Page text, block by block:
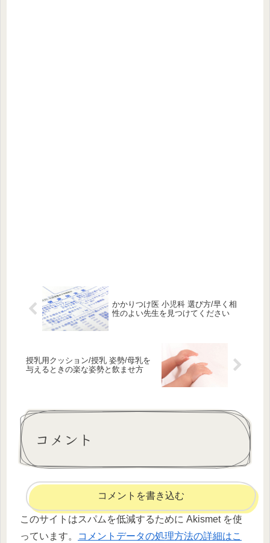
かかりつけ医 小児科 選び方/早く相
性のよい先生を見つけてください
授乳用クッション/授乳 姿勢/母乳を
与えるときの楽な姿勢と飲ませ方
コメント
コメントを書き込む
このサイトはスパムを低減するために Akismet を使
っています。
コメントデータの処理方法の詳細はこ